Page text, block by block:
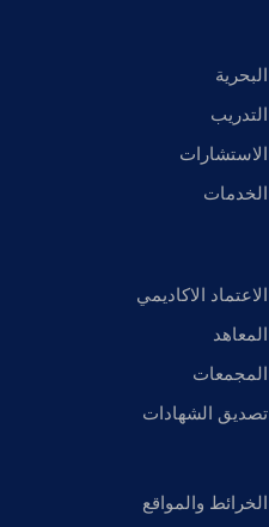
البحرية
التدريب
الاستشارات
الخدمات
الاعتماد الاكاديمي
المعاهد
المجمعات
تصديق الشهادات
الخرائط والمواقع